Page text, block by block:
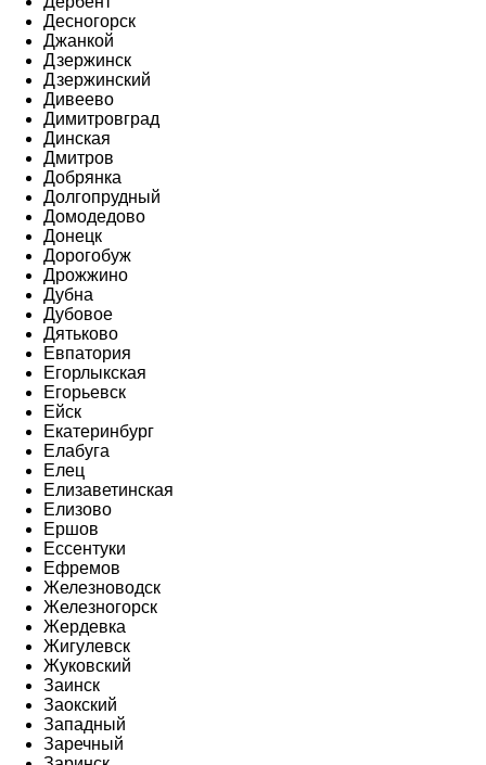
Десногорск
Джанкой
Дзержинск
Дзержинский
Дивеево
Димитровград
Динская
Дмитров
Добрянка
Долгопрудный
Домодедово
Донецк
Дорогобуж
Дрожжино
Дубна
Дубовое
Дятьково
Евпатория
Егорлыкская
Егорьевск
Ейск
Екатеринбург
Елабуга
Елец
Елизаветинская
Елизово
Ершов
Ессентуки
Ефремов
Железноводск
Железногорск
Жердевка
Жигулевск
Жуковский
Заинск
Заокский
Западный
Заречный